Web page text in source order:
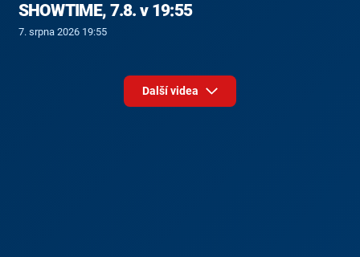
SHOWTIME, 7.8. v 19:55
7. srpna 2026 19:55
Další videa